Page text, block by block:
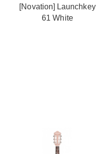
[Novation] Launchkey
61 White